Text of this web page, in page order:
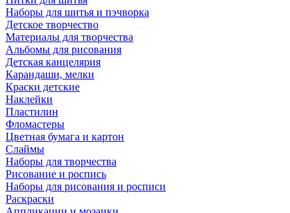
Наборы для шитья и пэчворка
Детское творчество
Материалы для творчества
Альбомы для рисования
Детская канцелярия
Карандаши, мелки
Краски детские
Наклейки
Пластилин
Фломастеры
Цветная бумага и картон
Слаймы
Наборы для творчества
Рисование и роспись
Наборы для рисования и росписи
Раскраски